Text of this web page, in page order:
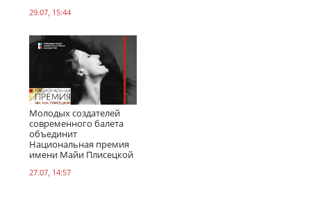
29.07, 15:44
Молодых создателей
современного балета
объединит
Национальная премия
имени Майи Плисецкой
27.07, 14:57